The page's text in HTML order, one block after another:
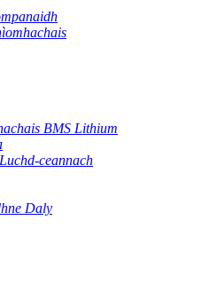
BMS Lithium
ceannach
Daly